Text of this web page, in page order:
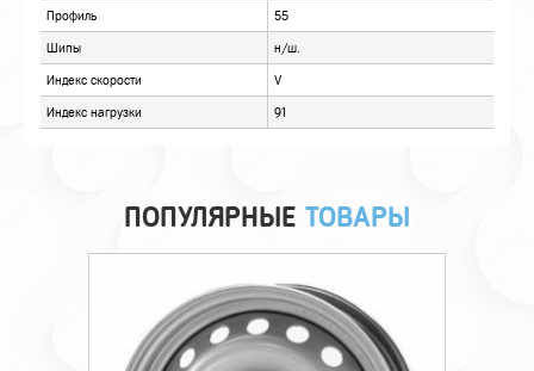
ПОПУЛЯРНЫЕ ТОВАРЫ